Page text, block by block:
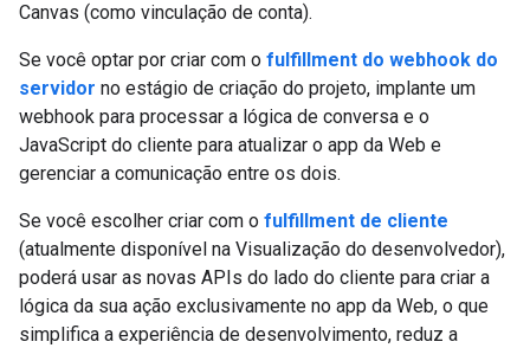
Canvas (como vinculação de conta).
Se você optar por criar com o fulfillment do webhook do
servidor no estágio de criação do projeto, implante um
webhook para processar a lógica de conversa e o
JavaScript do cliente para atualizar o app da Web e
gerenciar a comunicação entre os dois.
Se você escolher criar com o fulfillment de cliente
(atualmente disponível na Visualização do desenvolvedor),
poderá usar as novas APIs do lado do cliente para criar a
lógica da sua ação exclusivamente no app da Web, o que
simplifica a experiência de desenvolvimento, reduz a